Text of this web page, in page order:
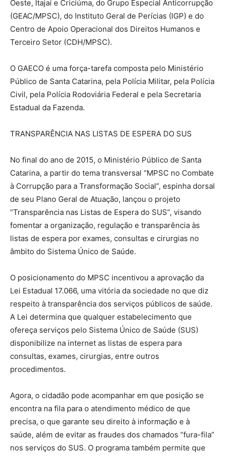
Oeste, Itajaí e Criciúma, do Grupo Especial Anticorrupção
(GEAC/MPSC), do Instituto Geral de Perícias (IGP) e do
Centro de Apoio Operacional dos Direitos Humanos e
Terceiro Setor (CDH/MPSC).
O GAECO é uma força-tarefa composta pelo Ministério
Público de Santa Catarina, pela Polícia Militar, pela Polícia
Civil, pela Polícia Rodoviária Federal e pela Secretaria
Estadual da Fazenda.
TRANSPARÊNCIA NAS LISTAS DE ESPERA DO SUS
No final do ano de 2015, o Ministério Público de Santa
Catarina, a partir do tema transversal “MPSC no Combate
à Corrupção para a Transformação Social”, espinha dorsal
de seu Plano Geral de Atuação, lançou o projeto
“Transparência nas Listas de Espera do SUS”, visando
fomentar a organização, regulação e transparência às
listas de espera por exames, consultas e cirurgias no
âmbito do Sistema Único de Saúde.
O posicionamento do MPSC incentivou a aprovação da
Lei Estadual 17.066, uma vitória da sociedade no que diz
respeito à transparência dos serviços públicos de saúde.
A Lei determina que qualquer estabelecimento que
ofereça serviços pelo Sistema Único de Saúde (SUS)
disponibilize na internet as listas de espera para
consultas, exames, cirurgias, entre outros
procedimentos.
Agora, o cidadão pode acompanhar em que posição se
encontra na fila para o atendimento médico de que
precisa, o que garante seu direito à informação e à
saúde, além de evitar as fraudes dos chamados “fura-fila”
nos serviços do SUS. O programa também permite que